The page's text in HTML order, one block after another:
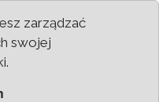
zarządzać
swojej